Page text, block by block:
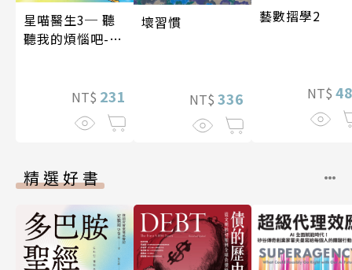
星喵醫生3─ 聽
聽我的煩惱吧-實
NT$ 231
壞習慣
NT$ 336
藝數摺學2
NT$
精選好書